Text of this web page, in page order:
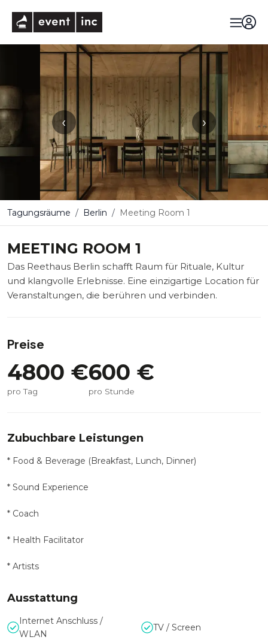
‹ ›
Tagungsräume Berlin Meeting Room 1
MEETING ROOM 1
Das Reethaus Berlin schafft Raum für Rituale, Kultur
und klangvolle Erlebnisse. Eine einzigartige Location für
Veranstaltungen, die berühren und verbinden.
Preise
4800 €
pro Tag
600 €
pro Stunde
Zubuchbare Leistungen
* Food & Beverage (Breakfast, Lunch, Dinner)
* Sound Experience
* Coach
* Health Facilitator
* Artists
Ausstattung
Internet Anschluss /
WLAN
TV / Screen